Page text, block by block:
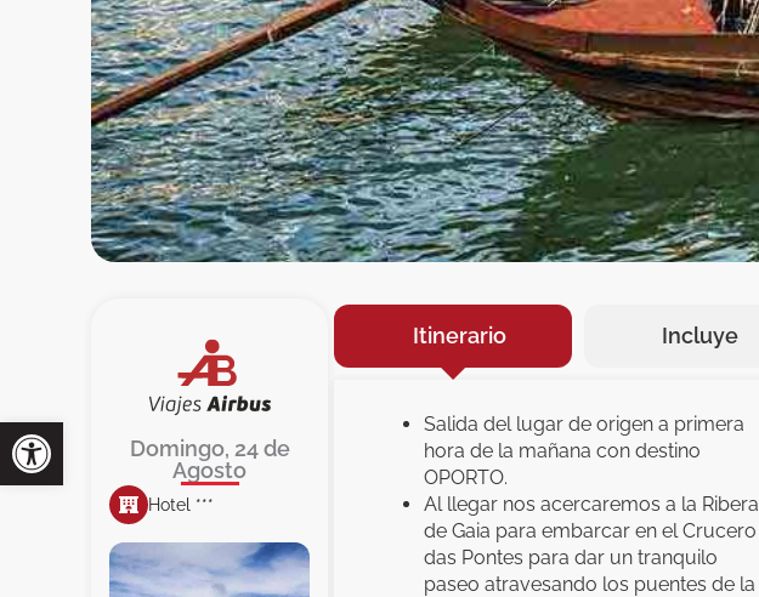
Domingo, 24 de
Agosto
Hotel ***
Itinerario Incluye
Salida del lugar de origen a primera
hora de la mañana con destino
OPORTO.
Al llegar nos acercaremos a la Ribera
de Gaia para embarcar en el Crucero
das Pontes para dar un tranquilo
paseo atravesando los puentes de la